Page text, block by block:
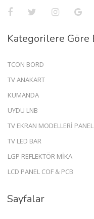
Kategorilere Göre
TCON BORD
TV ANAKART
KUMANDA
UYDU LNB
TV EKRAN MODELLERİ
TV LED BAR
LGP REFLEKTÖR MİKA
LCD PANEL COF & PCB
Sayfalar